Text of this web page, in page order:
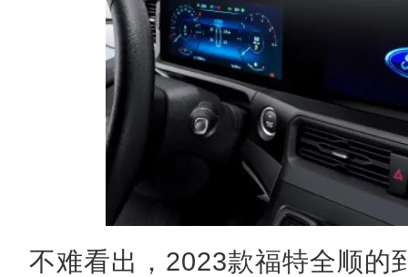
不难看出，2023款福特全顺的